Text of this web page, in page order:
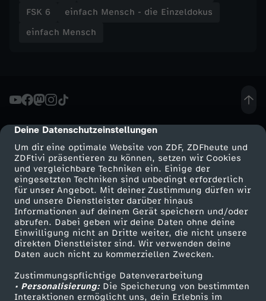
cmp-dialog-description
Deine Datenschutzeinstellungen
Um dir eine optimale Website von ZDF, ZDFheute und
ZDFtivi präsentieren zu können, setzen wir Cookies
und vergleichbare Techniken ein. Einige der
eingesetzten Techniken sind unbedingt erforderlich
für unser Angebot. Mit deiner Zustimmung dürfen wir
und unsere Dienstleister darüber hinaus
Informationen auf deinem Gerät speichern und/oder
abrufen. Dabei geben wir deine Daten ohne deine
Einwilligung nicht an Dritte weiter, die nicht unsere
direkten Dienstleister sind. Wir verwenden deine
Daten auch nicht zu kommerziellen Zwecken.
Zustimmungspflichtige Datenverarbeitung
• Personalisierung:Die Speicherung von bestimmten
Interaktionen ermöglicht uns, dein Erlebnis im
u
S
a
s
c
h
a
:
FSK 6
einfach Mensch - die Einzeldokus
einfach Mensch
Mehr ZDF
ZDF-Apps
Smart TV
ZDFtext
Livestreams
Sendungen A-Z
Service
ZDFmitreden
Kontakt zum ZDF
Tickets
Zuschauerservice
Hilfe